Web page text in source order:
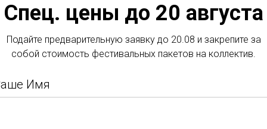
Подать заявку
выступлений.
участие в
предстало отточить
расширить
Кроме того,
богатую культуру
на увлекательные
Спец. цены до 20 августа
Подайте предварительную заявку до 20.08 и закрепите за
собой стоимость фестивальных пакетов на коллектив.
Имя